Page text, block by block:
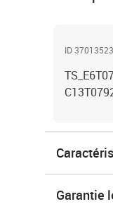
ID
Garantie